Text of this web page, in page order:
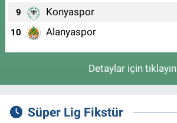
9 Konyaspor
10 Alanyaspor
Detaylar için tıklayın
Süper Lig Fikstür